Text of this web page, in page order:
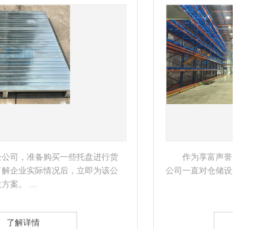
作为享富声誉的跨国集团，奇华顿香精香料有限
公司一直对仓储设备有着极高的管理要求。…